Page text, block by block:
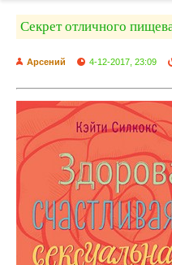
Секрет отличного
Арсений 4-12-2017, 23:09